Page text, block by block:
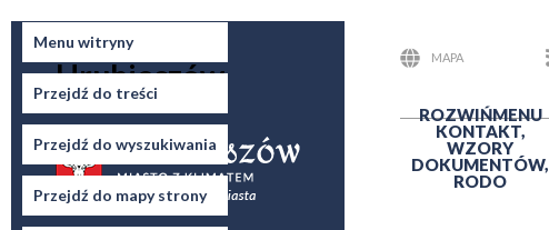
Menu witryny
Przejdź do treści
Przejdź do wyszukiwania
Przejdź do mapy strony
Miasto
Hrubieszów
MAPA
ROZWIŃMENU
KONTAKT,
WZORY
DOKUMENTÓW,
RODO